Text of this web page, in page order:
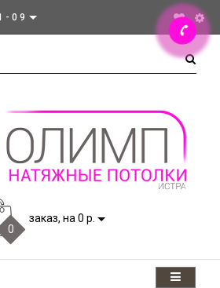
09
0
заказ, на 0 р.